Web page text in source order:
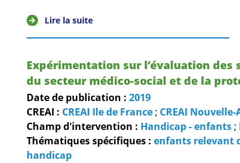
Lire la suite
Expérimentation sur l’évaluation
du secteur médico-social et de la
Date de publication : 2019
CREAI : CREAI Ile de France; CREAI
Champ d'intervention : Handicap - enfants;
Thématiques spécifiques : enfants relevant
handicap